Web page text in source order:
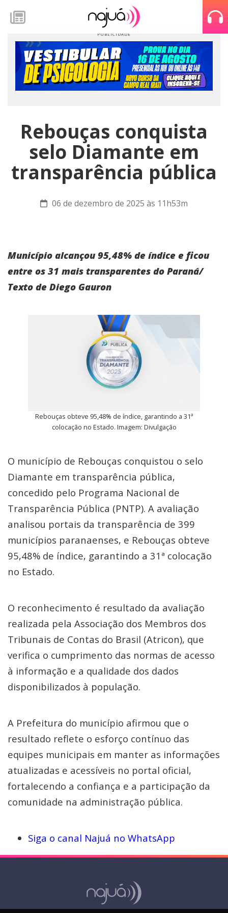
Rebouças conquista
selo Diamante em
transparência pública
06 de dezembro de 2025 às 11h53m
Município alcançou 95,48% de índice e ficou
entre os 31 mais transparentes do Paraná/
Texto de Diego Gauron
Rebouças obteve 95,48% de índice, garantindo a 31ª
colocação no Estado. Imagem: Divulgação
O município de Rebouças conquistou o selo
Diamante em transparência pública,
concedido pelo Programa Nacional de
Transparência Pública (PNTP). A avaliação
analisou portais da transparência de 399
municípios paranaenses, e Rebouças obteve
95,48% de índice, garantindo a 31ª colocação
no Estado.
O reconhecimento é resultado da avaliação
realizada pela Associação dos Membros dos
Tribunais de Contas do Brasil (Atricon), que
verifica o cumprimento das normas de acesso
à informação e a qualidade dos dados
disponibilizados à população.
A Prefeitura do município afirmou que o
resultado reflete o esforço contínuo das
equipes municipais em manter as informações
atualizadas e acessíveis no portal oficial,
fortalecendo a confiança e a participação da
comunidade na administração pública.
Siga o canal Najuá no WhatsApp